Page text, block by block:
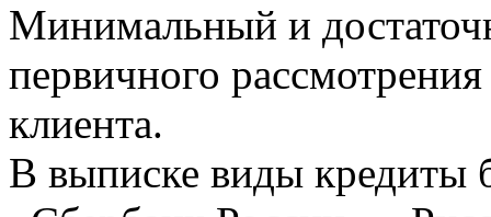
Минимальный и
первичного
клиента.
В выписке виды кредиты